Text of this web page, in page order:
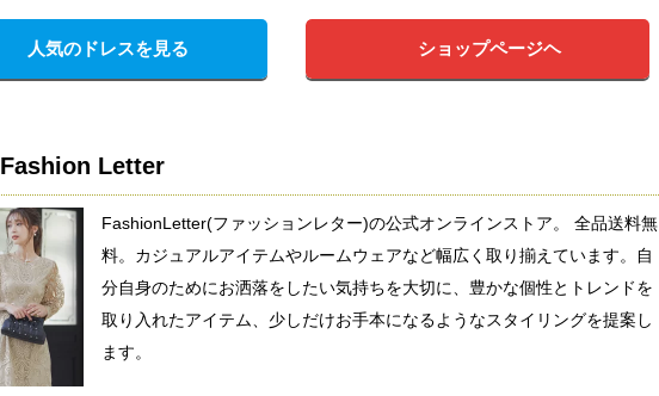
人気のドレスを見る ショップページヘ
Fashion Letter
FashionLetter(ファッションレター)の公式オンラインストア。 全品送料無
料。カジュアルアイテムやルームウェアなど幅広く取り揃えています。自
分自身のためにお洒落をしたい気持ちを大切に、豊かな個性とトレンドを
取り入れたアイテム、少しだけお手本になるようなスタイリングを提案し
ます。